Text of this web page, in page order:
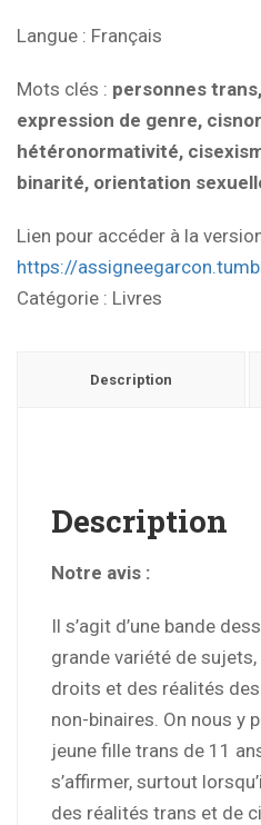
Langue : Français
Mots clés : personnes
expression de genre,
hétéronormativité,
binarité, orientation
Lien pour accéder à la
https://
Catégorie : Livres
Description
Description
Notre avis :
Il s’agit d’une bande
grande variété de
droits et des réalités
non-binaires. On nous y
jeune fille trans de 11
s’affirmer, surtout
des réalités trans et de